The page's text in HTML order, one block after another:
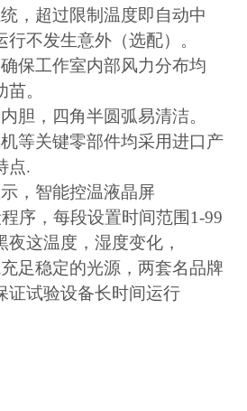
，超过限制温度即自动中
不发生意外（选配）。
保工作室内部风力分布均
。
胆，四角半圆弧易清洁。
等关键零部件均采用进口产
点.
，智能控温液晶屏
序，每段设置时间范围1-99
这温度，湿度变化，
足稳定的光源，两套名品牌
证试验设备长时间运行